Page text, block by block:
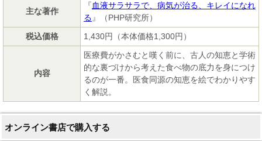
主な著作
『血液サラサラで、病気が治る、キレイになれ
る 』（PHP研究所）
税込価格
1,430円（本体価格1,300円）
内容
医療費がかさむと嘆く前に、古人の知恵と学術
的な裏づけから考えた食べ物の底力を身につけ
るのが一番。医食同源の知恵を絵でわかりやす
く解説。
オンライン書店で購入する